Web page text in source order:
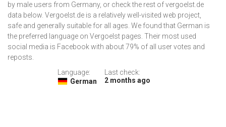
by male users from Germany, or check the rest of vergoelst.de
data below. Vergoelst.de is a relatively well-visited web project,
safe and generally suitable for all ages. We found that German is
the preferred language on Vergoelst pages. Their most used
social media is Facebook with about 79% of all user votes and
reposts.
Language:
German
Last check:
2 months ago